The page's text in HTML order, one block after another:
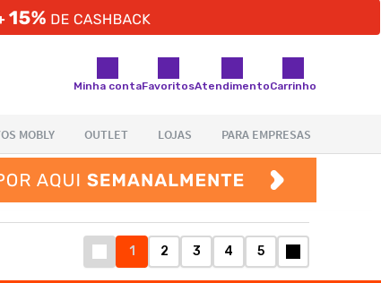
Minha contaFavoritosAtendimentoCarrinho
1 2 3 4 5